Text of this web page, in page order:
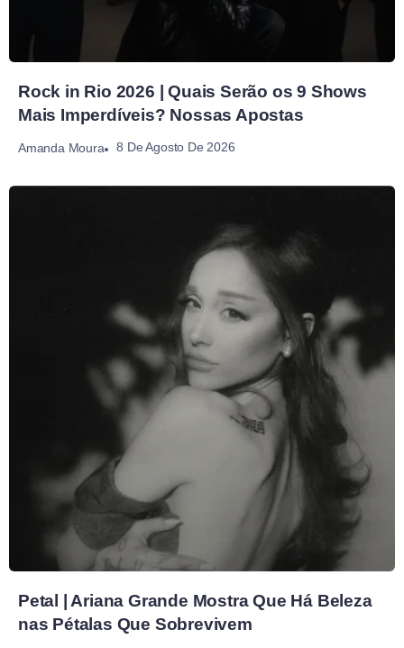
Rock in Rio 2026 | Quais Serão os 9 Shows
Mais Imperdíveis? Nossas Apostas
Amanda Moura 8 De Agosto De 2026
Petal | Ariana Grande Mostra Que Há Beleza
nas Pétalas Que Sobrevivem